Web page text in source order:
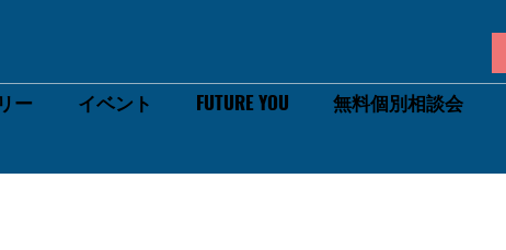
ー イベント FUTURE YOU 無料個別相談会